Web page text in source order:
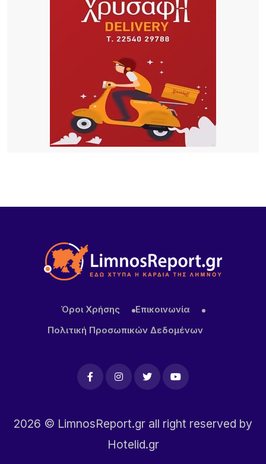
13 ΏΡΕΣ ΠΡΙΝ
Μπίγαλης & Πωλίνα στη Λήμνο: Μια βραδιά γεμάτη
νοσταλγία, επιτυχίες και καλοκαιρινή διάθεση στο
Η Νατάσσα Μποφίλιου μάγεψε τη Λήμνο – Μια
αξέχαστη μουσική βραδιά στο Κοντοπούλι
19 ΏΡΕΣ ΠΡΙΝ
Iράν: Η συμφωνία με το Ομάν δεν σημαίνει πλήρες
Κατσαφάδος για αποζημιώσεις πυρόπληκτων:
έξοδα κατεδάφισης
Όροι Χρήσης
Επικοινωνία
Πολιτική Προσωπικών Δεδομένων
2026 © LimnosReport.gr all right reserved by
Hotelid.gr